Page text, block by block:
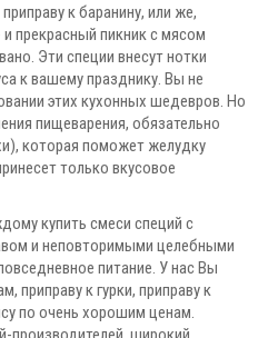
к баранину, или же,
прекрасный пикник с мясом
Эти специи внесут нотки
к вашему празднику. Вы не
этих кухонных шедевров. Но
пищеварения, обязательно
которая поможет желудку
только вкусовое
купить смеси специй с
и неповторимыми целебными
питание. У нас Вы
приправу к гурки, приправу к
по очень хорошим ценам.